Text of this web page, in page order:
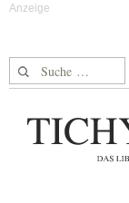
Suche nach: